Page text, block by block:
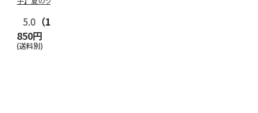
5.0 （10）
850円
(送料別)